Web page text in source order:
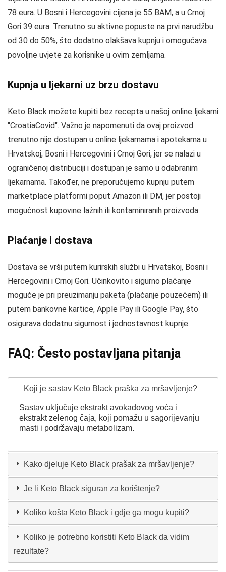
78 eura. U Bosni i Hercegovini cijena je 55 BAM, a u Crnoj
Gori 39 eura. Trenutno su aktivne popuste na prvi narudžbu
od 30 do 50%, što dodatno olakšava kupnju i omogućava
povoljne uvjete za korisnike u ovim zemljama.
Kupnja u ljekarni uz brzu dostavu
Keto Black možete kupiti bez recepta u našoj online ljekarni
"CroatiaCovid". Važno je napomenuti da ovaj proizvod
trenutno nije dostupan u online ljekarnama i apotekama u
Hrvatskoj, Bosni i Hercegovini i Crnoj Gori, jer se nalazi u
ograničenoj distribuciji i dostupan je samo u odabranim
ljekarnama. Također, ne preporučujemo kupnju putem
marketplace platformi poput Amazon ili DM, jer postoji
mogućnost kupovine lažnih ili kontaminiranih proizvoda.
Plaćanje i dostava
Dostava se vrši putem kurirskih službi u Hrvatskoj, Bosni i
Hercegovini i Crnoj Gori. Učinkovito i sigurno plaćanje
moguće je pri preuzimanju paketa (plaćanje pouzećem) ili
putem bankovne kartice, Apple Pay ili Google Pay, što
osigurava dodatnu sigurnost i jednostavnost kupnje.
FAQ: Često postavljana pitanja
Koji je sastav Keto Black praška za mršavljenje?
Sastav uključuje ekstrakt avokadovog voća i
ekstrakt zelenog čaja, koji pomažu u sagorijevanju
masti i podržavaju metabolizam.
Kako djeluje Keto Black prašak za mršavljenje?
Je li Keto Black siguran za korištenje?
Koliko košta Keto Black i gdje ga mogu kupiti?
Koliko je potrebno koristiti Keto Black da vidim
rezultate?